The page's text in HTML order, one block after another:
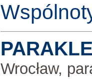
Wrocław,